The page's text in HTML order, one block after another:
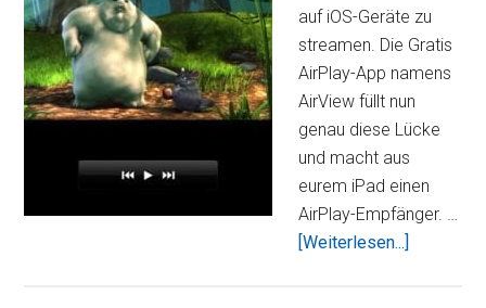
auf iOS-Geräte zu
streamen. Die Gratis
AirPlay-App namens
AirView füllt nun
genau diese Lücke
und macht aus
eurem iPad einen
AirPlay-Empfänger. …
[Weiterlesen...]